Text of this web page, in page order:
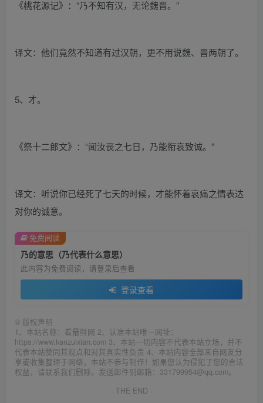
《桃花源记》：“乃不知有汉，无论魏晋。”
译文：他们竟然不知道有过汉朝，更不用说魏、晋两朝了。
5、才。
《祭十二郎文》：“闻汝丧之七日，乃能衔哀致诚。”
译文：听说你已经死了七天的时候，才能怀着哀痛之情表达
对你的诚意。
乃的意思（乃代表什么意思）
此内容为免费阅读，请登录后查看
登录查看
免费阅读
© 版权声明
1、本站名称：看最鲜网 2、认准本站唯一网址：
https://www.kanzuixian.com 3、本站一切内容不代表本站立场，并不
代表本站赞同其观点和对其真实性负责 4、本站内容全部来自网友分
享或收集整理于网络，本站不参与制作！如果您认为侵犯了您的合法
权益，请联系我们删除。发送邮件到邮箱：331799954@qq.com。
THE END